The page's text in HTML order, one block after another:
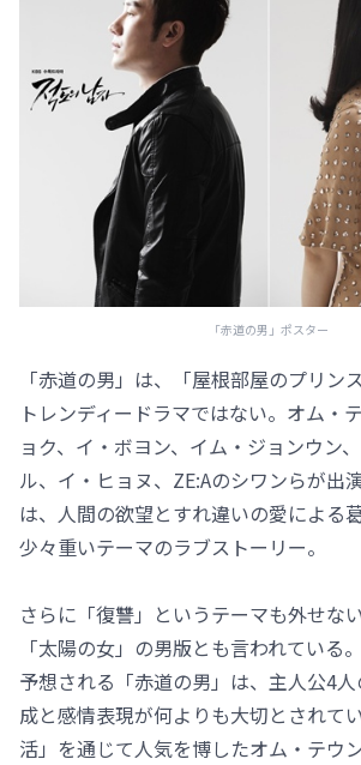
「赤道の男」ポスター
「赤道の男」は、「屋根部屋のプリン
トレンディードラマではない。オム・
ョク、イ・ボヨン、イム・ジョンウン
ル、イ・ヒョヌ、ZE:Aのシワンらが出
は、人間の欲望とすれ違いの愛による
少々重いテーマのラブストーリー。
さらに「復讐」というテーマも外せな
「太陽の女」の男版とも言われている
予想される「赤道の男」は、主人公4
成と感情表現が何よりも大切とされて
活」を通じて人気を博したオム・テウ